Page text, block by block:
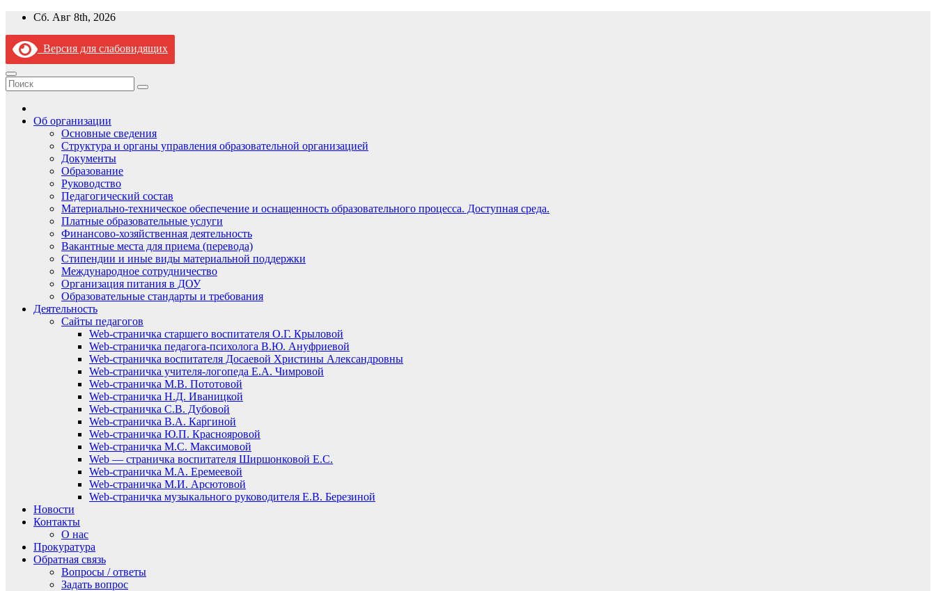
Перейти
содержимому
Сб. Авг 8th, 2026
Версия для слабовидящих
Об организации
Основные сведения
Структура и органы управления образовательной организацией
Документы
Образование
Руководство
Педагогический состав
Материально-техническое обеспечение и оснащенность образовательного процесса. Доступная среда.
Платные образовательные услуги
Финансово-хозяйственная деятельность
Вакантные места для приема (перевода)
Стипендии и иные виды материальной поддержки
Международное сотрудничество
Организация питания в ДОУ
Образовательные стандарты и требования
Деятельность
Сайты педагогов
Web-страничка старшего воспитателя О.Г. Крыловой
Web-страничка педагога-психолога В.Ю. Ануфриевой
Web-страничка воспитателя Досаевой Христины Александровны
Web-страничка учителя-логопеда Е.А. Чимровой
Web-страничка М.В. Пототовой
Web-страничка Н.Д. Иваницкой
Web-страничка С.В. Дубовой
Web-страничка В.А. Каргиной
Web-страничка Ю.П. Краснояровой
Web-страничка М.С. Максимовой
Web — страничка воспитателя Ширшонковой Е.С.
Web-страничка М.А. Еремеевой
Web-страничка М.И. Арсютовой
Web-страничка музыкального руководителя Е.В. Березиной
Новости
Контакты
О нас
Прокуратура
Обратная связь
Вопросы / ответы
Задать вопрос